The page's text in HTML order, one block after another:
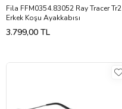
Fila FFM0354.83052 Ray Tracer Tr2
Erkek Koşu Ayakkabısı
3.799,00 TL